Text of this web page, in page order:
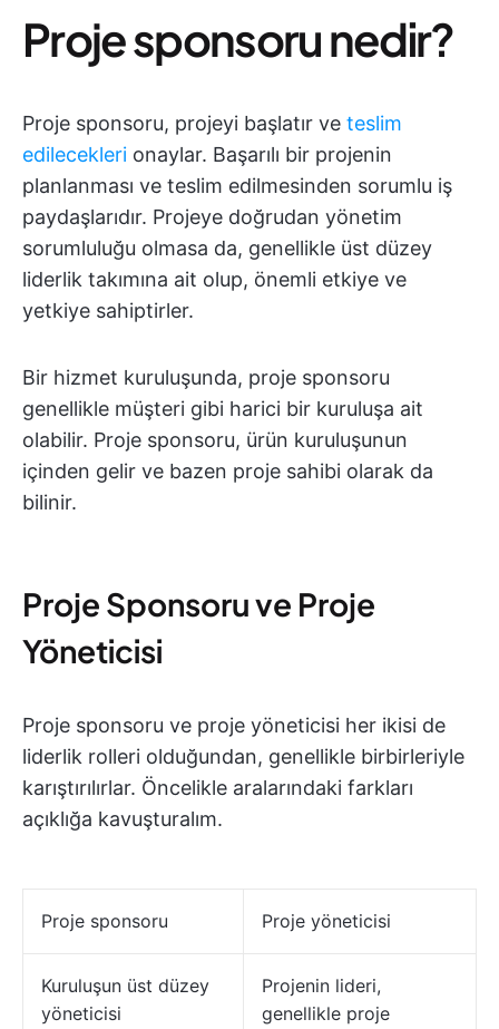
Proje sponsoru nedir?
Proje sponsoru, projeyi başlatır ve teslim
edilecekleri onaylar. Başarılı bir projenin
planlanması ve teslim edilmesinden sorumlu iş
paydaşlarıdır. Projeye doğrudan yönetim
sorumluluğu olmasa da, genellikle üst düzey
liderlik takımına ait olup, önemli etkiye ve
yetkiye sahiptirler.
Bir hizmet kuruluşunda, proje sponsoru
genellikle müşteri gibi harici bir kuruluşa ait
olabilir. Proje sponsoru, ürün kuruluşunun
içinden gelir ve bazen proje sahibi olarak da
bilinir.
Proje Sponsoru ve Proje
Yöneticisi
Proje sponsoru ve proje yöneticisi her ikisi de
liderlik rolleri olduğundan, genellikle birbirleriyle
karıştırılırlar. Öncelikle aralarındaki farkları
açıklığa kavuşturalım.
Proje sponsoru Proje yöneticisi
Kuruluşun üst düzey
yöneticisi
Projenin lideri,
genellikle proje